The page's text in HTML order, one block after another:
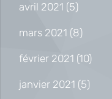
avril 2021 (5)
mars 2021 (8)
février 2021 (10)
janvier 2021 (5)